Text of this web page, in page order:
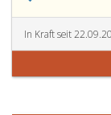
In Kraft seit